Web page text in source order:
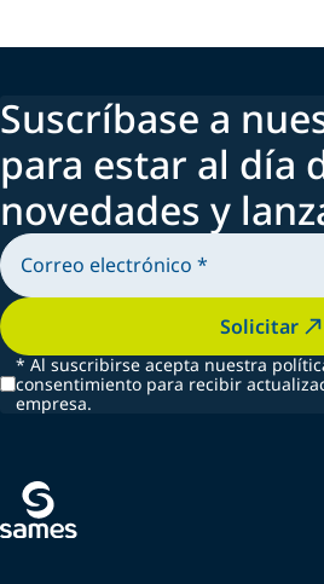
Suscríbase a
para estar al día
novedades y
Solicitar
* Al suscribirse acepta nuestra
consentimiento para recibir
empresa.